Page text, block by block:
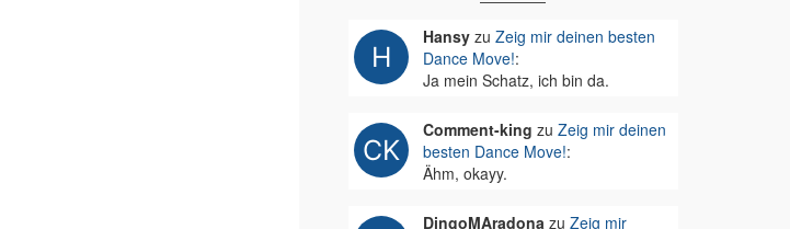
Hansyzu Zeig mir deinen besten
Dance Move!:
Ja mein Schatz, ich bin da.
Comment-king zu Zeig mir deinen
besten Dance Move!:
Ähm, okayy.
DingoMAradonazu Zeig mir